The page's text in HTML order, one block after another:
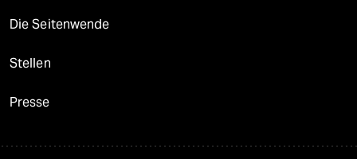
Die Seitenwende
Stellen
Presse